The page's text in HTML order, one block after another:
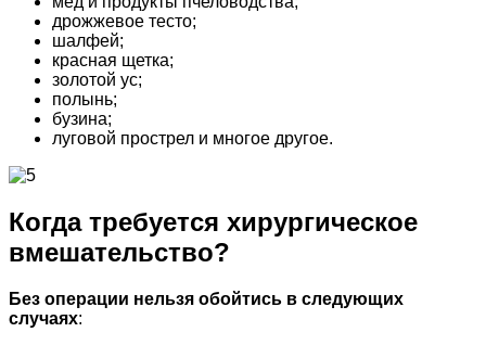
дрожжевое тесто;
шалфей;
красная щетка;
золотой ус;
полынь;
бузина;
луговой прострел и многое другое.
Когда требуется хирургическое
вмешательство?
Без операции нельзя обойтись в следующих
случаях: